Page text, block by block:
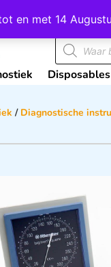
en met 14
een 4,8 op Google
Disposables
/ Diagnostische